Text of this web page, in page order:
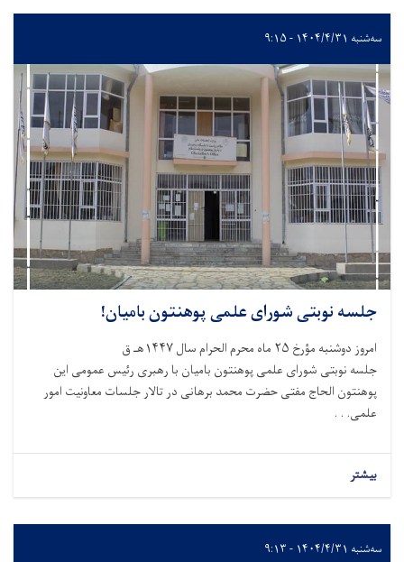
سه‌شنبه ۱۴۰۴/۴/۳۱ - ۹:۱۵
جلسه نوبتی شورای علمی پوهنتون بامیان!
امروز دوشنبه مؤرخ ۲۵ ماه محرم الحرام سال ۱۴۴۷هـ ق
جلسه نوبتی شورای علمی پوهنتون بامیان با رهبری رئیس عمومی این
پوهنتون الحاج مفتی حضرت محمد برهانی در تالار جلسات معاونیت امور
علمی. . .
بیشتر
سه‌شنبه ۱۴۰۴/۴/۳۱ - ۹:۱۳